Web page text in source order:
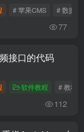
# 苹果CMS # 数据库
77
接口的代码
软件教程 # 教程
112